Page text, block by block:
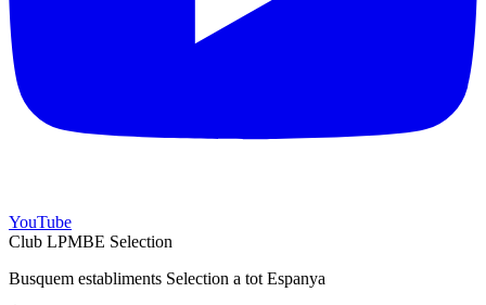
YouTube
Club LPMBE Selection
Busquem establiments Selection a tot Espanya